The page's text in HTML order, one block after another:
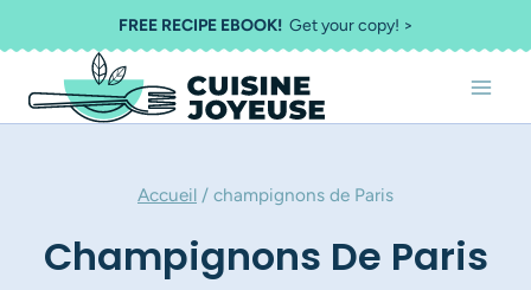
au
contenu
FREE RECIPE EBOOK!Get your copy! >
Accueil / champignons de Paris
Champignons De Paris